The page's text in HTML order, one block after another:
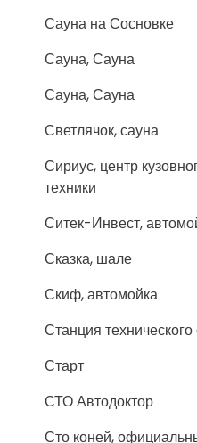
Сауна на Сосновке
Сауна, Сауна
Сауна, Сауна
Светлячок, сауна
Сириус, центр
техники
Ситек-Инвест,
Сказка, шале
Скиф, автомойка
Станция
Старт
СТО Автодоктор
Сто коней,